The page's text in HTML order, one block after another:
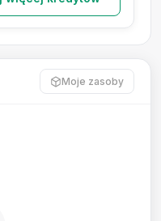
Moje zasoby